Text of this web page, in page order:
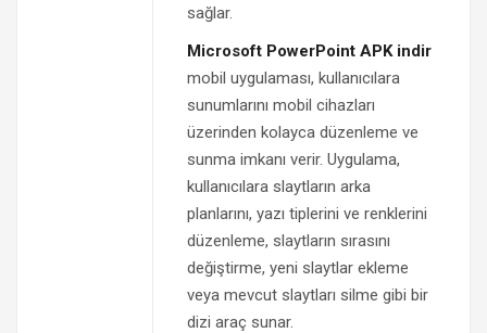
sağlar.
Microsoft PowerPoint APK indir
mobil uygulaması, kullanıcılara
sunumlarını mobil cihazları
üzerinden kolayca düzenleme ve
sunma imkanı verir. Uygulama,
kullanıcılara slaytların arka
planlarını, yazı tiplerini ve renklerini
düzenleme, slaytların sırasını
değiştirme, yeni slaytlar ekleme
veya mevcut slaytları silme gibi bir
dizi araç sunar.